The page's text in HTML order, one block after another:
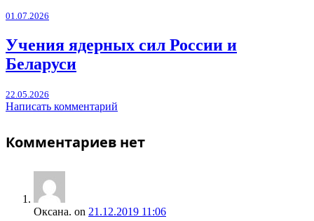
01.07.2026
Учения ядерных сил России и
Беларуси
22.05.2026
Написать комментарий
Комментариев нет
Оксана. on 21.12.2019 11:06